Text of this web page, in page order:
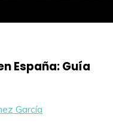
España: Guía
García